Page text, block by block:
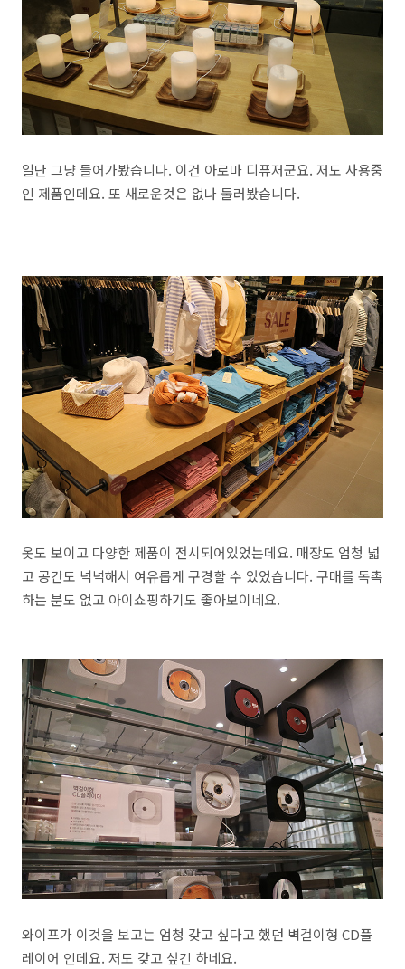
일단 그냥 들어가봤습니다. 이건 아로마 디퓨저군요. 저도 사용중
인 제품인데요. 또 새로운것은 없나 둘러봤습니다.
옷도 보이고 다양한 제품이 전시되어있었는데요. 매장도 엄청 넓
고 공간도 넉넉해서 여유롭게 구경할 수 있었습니다. 구매를 독촉
하는 분도 없고 아이쇼핑하기도 좋아보이네요.
와이프가 이것을 보고는 엄청 갖고 싶다고 했던 벽걸이형 CD플
레이어 인데요. 저도 갖고 싶긴 하네요.